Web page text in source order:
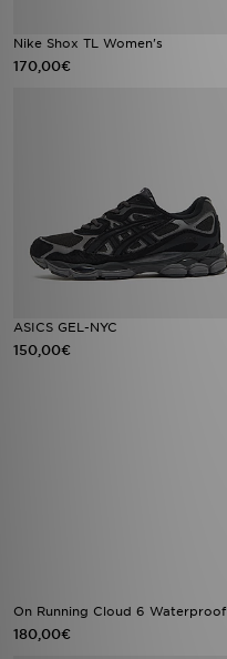
Nike Shox TL Women's
170,00€
ASICS GEL-NYC
150,00€
On Running Cloud 6 Waterproof
180,00€